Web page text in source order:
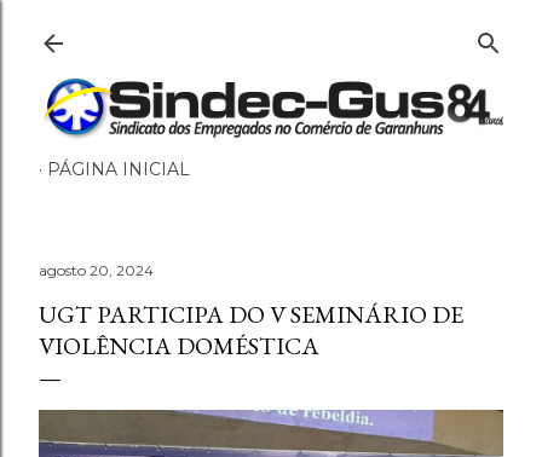
PÁGINA INICIAL
agosto 20, 2024
UGT PARTICIPA DO V SEMINÁRIO DE
VIOLÊNCIA DOMÉSTICA